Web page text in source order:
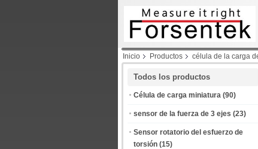
Inicio Productos célula de la carga
Todos los productos
Célula de carga miniatura (90)
sensor de la fuerza de 3 ejes (23)
Sensor rotatorio del esfuerzo de
torsión (15)